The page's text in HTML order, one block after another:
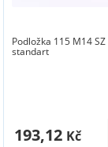
Podložka 115 M14 SZ
standart
193,12 Kč